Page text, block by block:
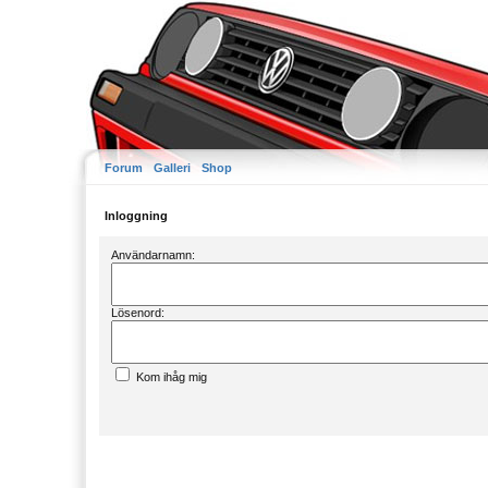
Forum Galleri Shop
Inloggning
Användarnamn:
Lösenord:
Kom ihåg mig